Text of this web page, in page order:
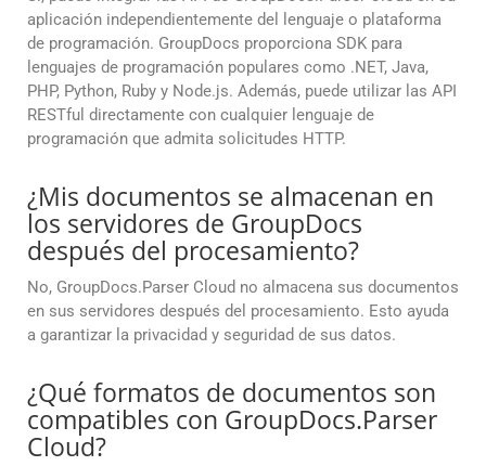
aplicación independientemente del lenguaje o plataforma
de programación. GroupDocs proporciona SDK para
lenguajes de programación populares como .NET, Java,
PHP, Python, Ruby y Node.js. Además, puede utilizar las API
RESTful directamente con cualquier lenguaje de
programación que admita solicitudes HTTP.
¿Mis documentos se almacenan en
los servidores de GroupDocs
después del procesamiento?
No, GroupDocs.Parser Cloud no almacena sus documentos
en sus servidores después del procesamiento. Esto ayuda
a garantizar la privacidad y seguridad de sus datos.
¿Qué formatos de documentos son
compatibles con GroupDocs.Parser
Cloud?